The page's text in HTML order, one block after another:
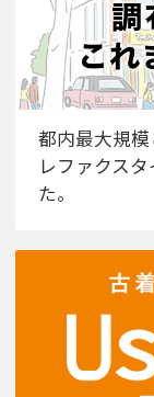
都内最大規
レファクス
た。